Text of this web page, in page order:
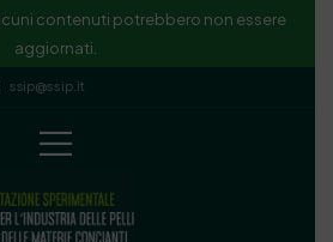
contenuti potrebbero non essere
aggiornati.
ssip@ssip.it